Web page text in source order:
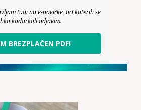
tudi na e-novičke, od katerih se
kadarkoli odjavim.
BREZPLAČEN PDF!